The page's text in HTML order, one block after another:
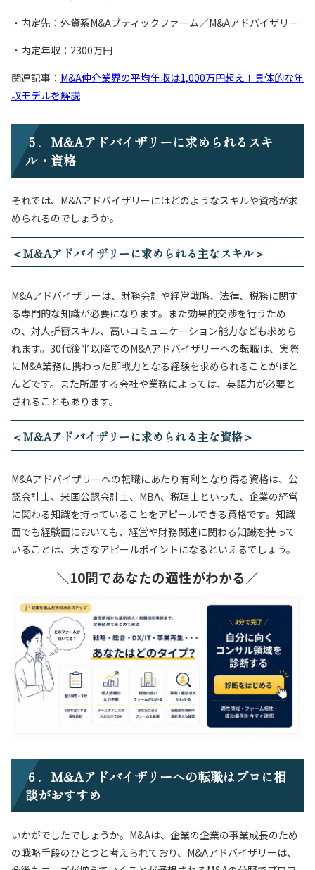
・内定先：外資系M&Aブティックファーム／M&Aアドバイザリー
・内定年収：2300万円
関連記事： M&A仲介業界の平均年収は1,000万円超え！具体的な年
収モデルを解説
５．M&Aアドバイザリーに求められるスキ
ル・資格
それでは、M&Aアドバイザリーにはどのようなスキルや資格が求
められるのでしょうか。
＜M&Aアドバイザリーに求められる主なスキル＞
M&Aアドバイザリーは、財務会計や経営戦略、法律、税務に関す
る専門的な知識が必要になります。また効果的交渉を行うため
の、対人折衝スキル、高いコミュニケーション能力なども求めら
れます。30代後半以降でのM&Aアドバイザリーへの転職は、実際
にM&A業務に携わった即戦力となる経験を求められることがほと
んどです。また所属する会社や業務によっては、英語力が必要と
されることもあります。
＜M&Aアドバイザリーに求められる主な資格＞
M&Aアドバイザリーへの転職にあたり有利となり得る資格は、公
認会計士、米国公認会計士、MBA、税理士といった、企業の経営
に関わる知識を持っていることをアピールできる資格です。知識
面でも経験面においても、経営や財務関連に関わる知識を持って
いることは、大きなアピールポイントになるといえるでしょう。
＼10問であなたの適性がわかる／
６．M&Aアドバイザリーへの転職はプロに相
談がおすすめ
いかがでしたでしょうか。M&Aは、企業の企業の事業成長のため
の戦略手段のひとつと考えられており、M&Aアドバイザリーは、